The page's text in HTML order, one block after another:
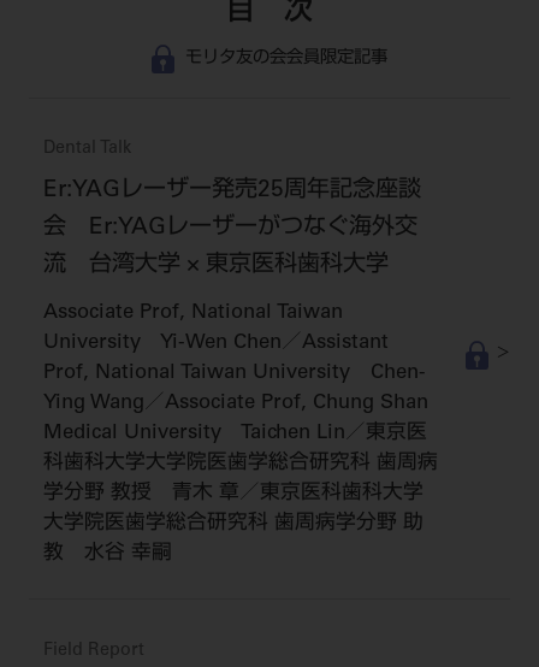
目 次
モリタ友の会会員限定記事
Dental Talk
Er:YAGレーザー発売25周年記念座談
会 Er:YAGレーザーがつなぐ海外交
流 台湾大学 × 東京医科歯科大学
Associate Prof, National Taiwan
University Yi-Wen Chen／Assistant
Prof, National Taiwan University Chen-
Ying Wang／Associate Prof, Chung Shan
Medical University Taichen Lin／東京医
科歯科大学大学院医歯学総合研究科 歯周病
学分野 教授 青木 章／東京医科歯科大学
大学院医歯学総合研究科 歯周病学分野 助
教 水谷 幸嗣
Field Report